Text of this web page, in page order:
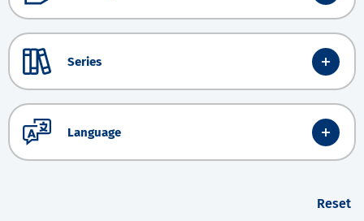
Series
Language
Reset